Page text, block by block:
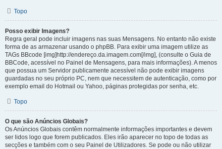
Topo
Posso exibir Imagens?
Regra geral pode incluir imagens nas suas Mensagens. No entanto não existe
forma de as armazenar usando o phpBB. Para exibir uma imagem utilize as
TAGs BBcode [img]http://endereço.da.imagem.com[/img], (consulte o Guia de
BBCode, acessível no Painel de Mensagens, para mais informações). A menos
que possua um Servidor publicamente acessível não pode exibir imagens
guardadas no seu próprio PC, nem que necessitem de autenticação, como por
exemplo email do Hotmail ou Yahoo, páginas protegidas por senha, etc.
Topo
O que são Anúncios Globais?
Os Anúncios Globais contêm normalmente informações importantes e devem
ser lidos logo que forem publicados. Eles irão aparecer no topo de todas as
secções e também com o seu Painel de Utilizadores. Se pode ou não utilizar